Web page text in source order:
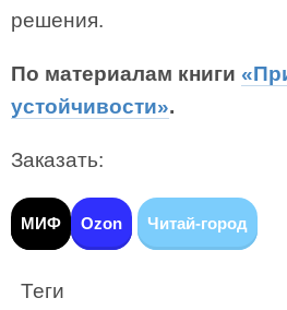
решения.
По материалам книги
устойчивости».
Заказать:
МИФ Ozon Читай-город
Теги